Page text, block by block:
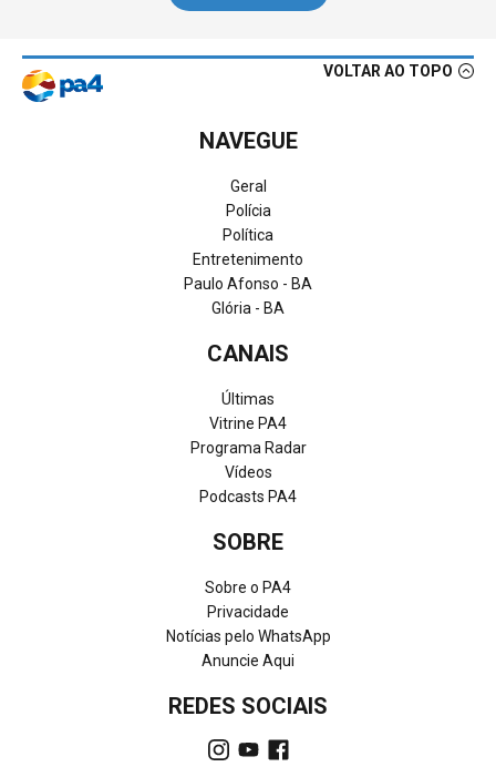
VOLTAR AO TOPO
NAVEGUE
Geral
Polícia
Política
Entretenimento
Paulo Afonso - BA
Glória - BA
CANAIS
Últimas
Vitrine PA4
Programa Radar
Vídeos
Podcasts PA4
SOBRE
Sobre o PA4
Privacidade
Notícias pelo WhatsApp
Anuncie Aqui
REDES SOCIAIS